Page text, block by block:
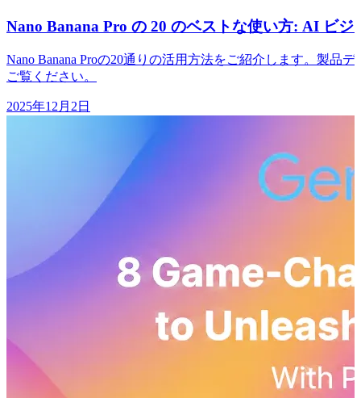
Nano Banana Pro の 20 のベストな使い方: AI ビジ
Nano Banana Proの20通りの活用方法をご紹介します。製品
ご覧ください。
2025年12月2日